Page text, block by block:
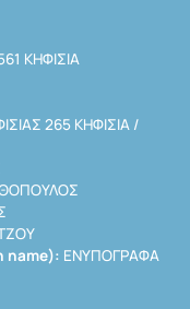
ΚΗΦΙΣΙΑ
265 ΚΗΦΙΣΙΑ /
name): ΕΝΥΠΟΓΡΑΦΑ